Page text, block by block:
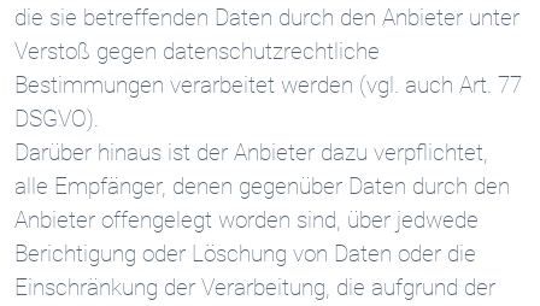
die sie betreffenden Daten durch den Anbieter unter
Verstoß gegen datenschutzrechtliche
Bestimmungen verarbeitet werden (vgl. auch Art. 77
DSGVO).
Darüber hinaus ist der Anbieter dazu verpflichtet,
alle Empfänger, denen gegenüber Daten durch den
Anbieter offengelegt worden sind, über jedwede
Berichtigung oder Löschung von Daten oder die
Einschränkung der Verarbeitung, die aufgrund der